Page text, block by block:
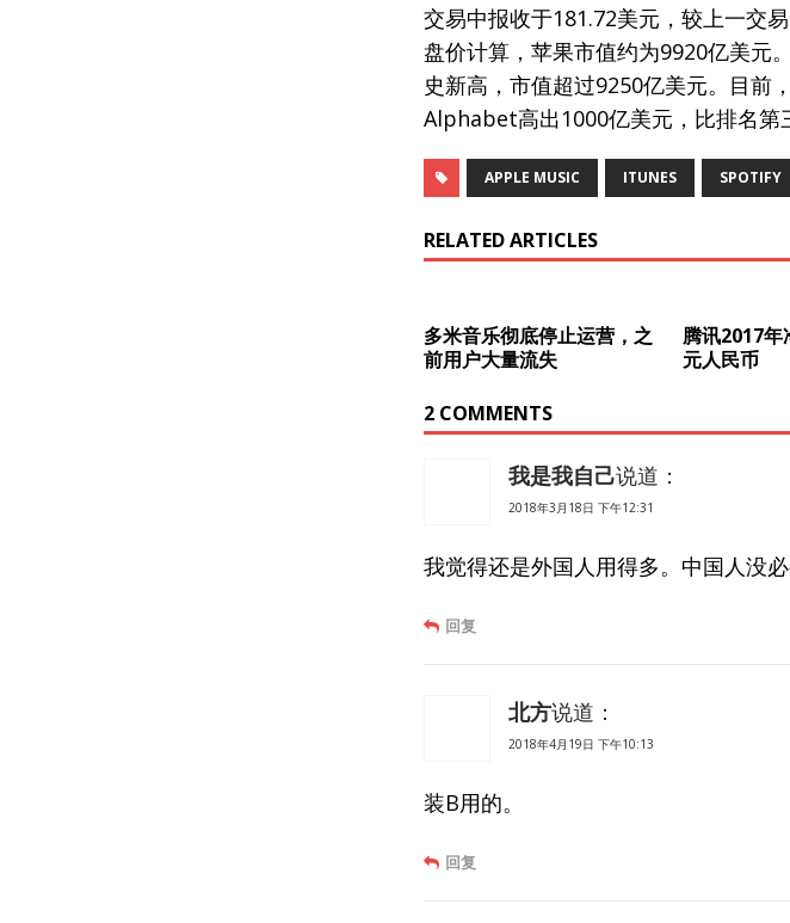
交易中报收于181.72美元，较上一交
盘价计算，苹果市值约为9920亿美元
史新高，市值超过9250亿美元。目前
Alphabet高出1000亿美元，比排名第
APPLE MUSIC ITUNES SPOTIFY
RELATED ARTICLES
多米音乐彻底停止运营，之
前用户大量流失
腾讯2017年
元人民币
2 COMMENTS
我是我自己说道：
2018年3月18日 下午12:31
我觉得还是外国人用得多。中国人没必
回复
北方说道：
2018年4月19日 下午10:13
装B用的。
回复